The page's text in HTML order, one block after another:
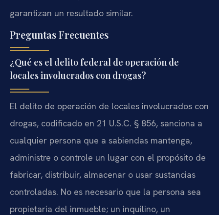
garantizan un resultado similar.
Preguntas Frecuentes
¿Qué es el delito federal de operación de
locales involucrados con drogas?
El delito de operación de locales involucrados con
drogas, codificado en 21 U.S.C. § 856, sanciona a
cualquier persona que a sabiendas mantenga,
administre o controle un lugar con el propósito de
fabricar, distribuir, almacenar o usar sustancias
controladas. No es necesario que la persona sea
propietaria del inmueble; un inquilino, un